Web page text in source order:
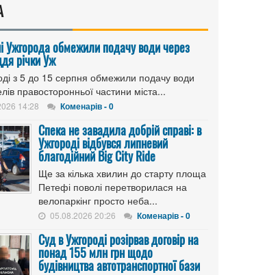
Ужгорода обмежили подачу води через
річки Уж
з 5 до 15 серпня обмежили подачу води
правосторонньої частини міста...
14:28 Коменарів - 0
Спека не завадила добрій справі: в
Ужгороді відбувся липневий
благодійний Big City Ride
Ще за кілька хвилин до старту площа
Петефі поволі перетворилася на
велопаркінг просто неба...
05.08.2026 20:26 Коменарів - 0
Cуд в Ужгороді розірвав договір на
понад 155 млн грн щодо
будівництва автотранспортної бази